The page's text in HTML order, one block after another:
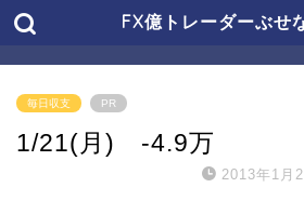
FX億トレーダーぶせ
毎日収支 PR
1/21(月) -4.9万
2013年1月